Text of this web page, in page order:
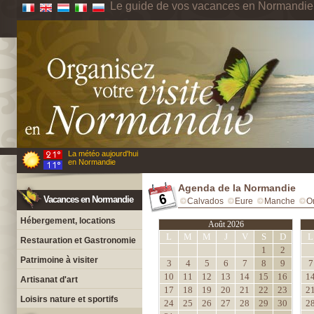
Le guide de vos vacances en Normandie
La météo aujourd'hui
en Normandie
Vacances en Normandie
Hébergement, locations
Restauration et Gastronomie
Patrimoine à visiter
Artisanat d'art
Loisirs nature et sportifs
Agenda de la Normandie
Calvados Eure Manche
Août 2026
L M M J V S
D
1
2
3
4 5 6 7 8
9
10
11 12 13 14 15
16
17
18 19 20 21 22
23
24
25 26 27 28 29
30
L
7